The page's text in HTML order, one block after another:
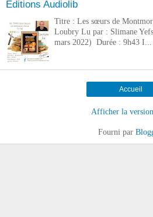
Éditions Audiolib
Titre : Les sœurs de
Loubry Lu par : Slimane
mars 2022) Durée : 9h43 I...
Accueil
Afficher la
Fourni par